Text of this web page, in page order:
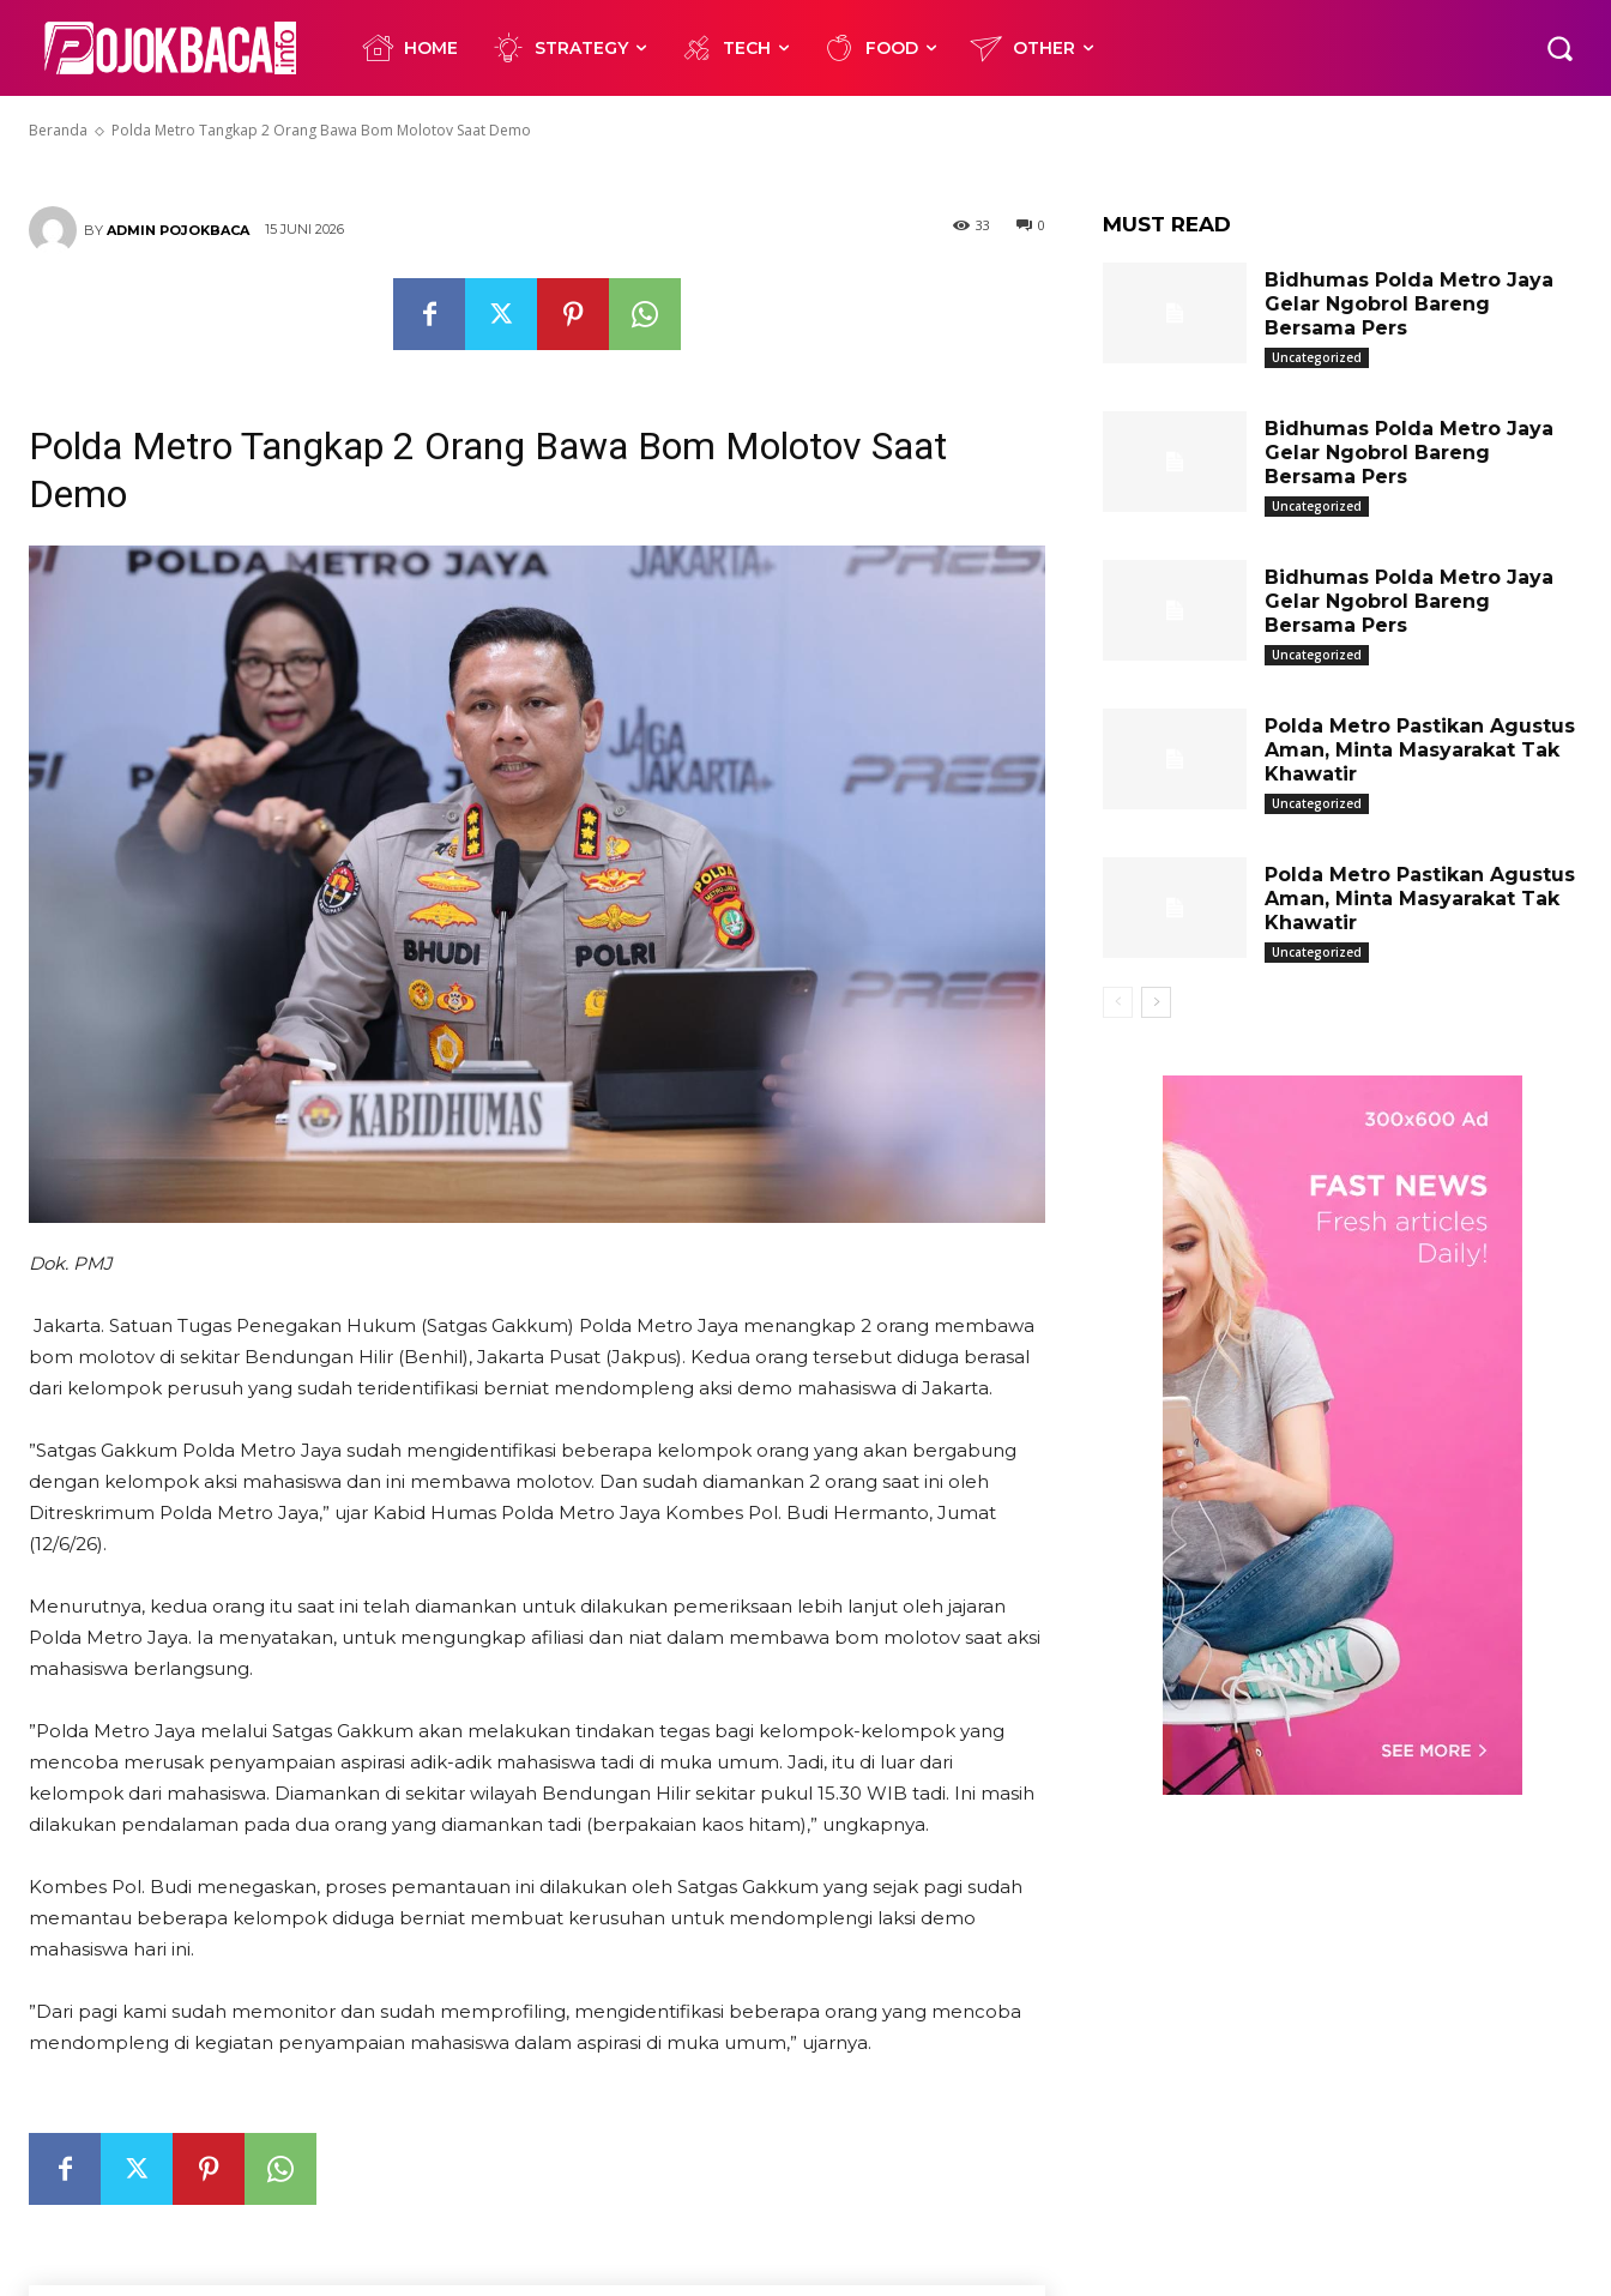
HOME STRATEGY TECH FOOD OTHER
Beranda Polda Metro Tangkap 2 Orang Bawa Bom Molotov Saat Demo
Bawa Bom Molotov Saat Demo
BY ADMIN POJOKBACA 15 JUNI 2026 0
33
Polda Metro Tangkap 2 Orang Bawa Bom Molotov Saat
Demo
Dok. PMJ
Jakarta. Satuan Tugas Penegakan Hukum (Satgas Gakkum) Polda Metro Jaya menangkap 2 orang membawa
bom molotov di sekitar Bendungan Hilir (Benhil), Jakarta Pusat (Jakpus). Kedua orang tersebut diduga berasal
dari kelompok perusuh yang sudah teridentifikasi berniat mendompleng aksi demo mahasiswa di Jakarta.
”Satgas Gakkum Polda Metro Jaya sudah mengidentifikasi beberapa kelompok orang yang akan bergabung
dengan kelompok aksi mahasiswa dan ini membawa molotov. Dan sudah diamankan 2 orang saat ini oleh
Ditreskrimum Polda Metro Jaya,” ujar Kabid Humas Polda Metro Jaya Kombes Pol. Budi Hermanto, Jumat
(12/6/26).
Menurutnya, kedua orang itu saat ini telah diamankan untuk dilakukan pemeriksaan lebih lanjut oleh jajaran
Polda Metro Jaya. Ia menyatakan, untuk mengungkap afiliasi dan niat dalam membawa bom molotov saat aksi
mahasiswa berlangsung.
”Polda Metro Jaya melalui Satgas Gakkum akan melakukan tindakan tegas bagi kelompok-kelompok yang
mencoba merusak penyampaian aspirasi adik-adik mahasiswa tadi di muka umum. Jadi, itu di luar dari
kelompok dari mahasiswa. Diamankan di sekitar wilayah Bendungan Hilir sekitar pukul 15.30 WIB tadi. Ini masih
dilakukan pendalaman pada dua orang yang diamankan tadi (berpakaian kaos hitam),” ungkapnya.
Kombes Pol. Budi menegaskan, proses pemantauan ini dilakukan oleh Satgas Gakkum yang sejak pagi sudah
memantau beberapa kelompok diduga berniat membuat kerusuhan untuk mendomplengi laksi demo
mahasiswa hari ini.
”Dari pagi kami sudah memonitor dan sudah memprofiling, mengidentifikasi beberapa orang yang mencoba
mendompleng di kegiatan penyampaian mahasiswa dalam aspirasi di muka umum,” ujarnya.
MUST READ
Bidhumas Polda Metro Jaya
Gelar Ngobrol Bareng
Bersama Pers
Uncategorized
Bidhumas Polda Metro Jaya
Gelar Ngobrol Bareng
Bersama Pers
Uncategorized
Bidhumas Polda Metro Jaya
Gelar Ngobrol Bareng
Bersama Pers
Uncategorized
Polda Metro Pastikan Agustus
Aman, Minta Masyarakat Tak
Khawatir
Uncategorized
Polda Metro Pastikan Agustus
Aman, Minta Masyarakat Tak
Khawatir
Uncategorized